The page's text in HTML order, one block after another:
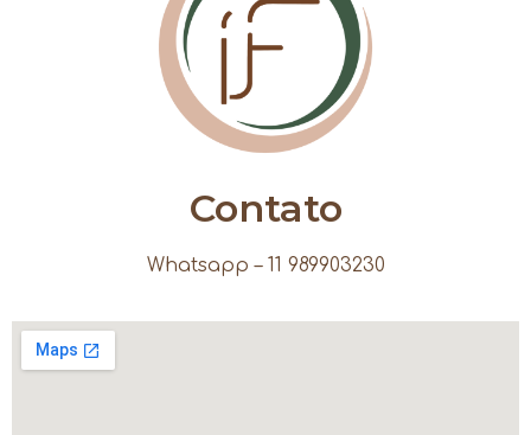
Contato
Whatsapp – 11 989903230